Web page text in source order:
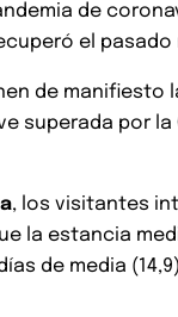
de
el
de manifiesto
superada por
, los visitantes
la estancia
de media